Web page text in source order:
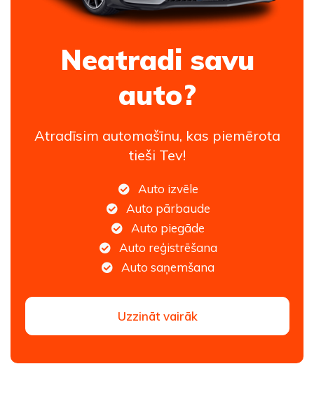
Neatradi savu
auto?
Atradīsim automašīnu, kas piemērota
tieši Tev!
Auto izvēle
Auto pārbaude
Auto piegāde
Auto reģistrēšana
Auto saņemšana
Uzzināt vairāk